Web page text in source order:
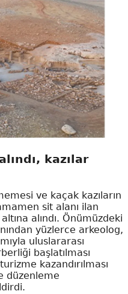
kazılar
ve kaçak kazıların
sit alanı ilan
alındı. Önümüzdeki
yüzlerce arkeolog,
uluslararası
başlatılması
kazandırılması
düzenleme